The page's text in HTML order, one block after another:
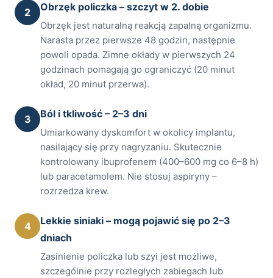
2 Obrzęk policzka – szczyt w 2. dobie
Obrzęk jest naturalną reakcją zapalną organizmu.
Narasta przez pierwsze 48 godzin, następnie
powoli opada. Zimne okłady w pierwszych 24
godzinach pomagają go ograniczyć (20 minut
okład, 20 minut przerwa).
3 Ból i tkliwość – 2–3 dni
Umiarkowany dyskomfort w okolicy implantu,
nasilający się przy nagryzaniu. Skutecznie
kontrolowany ibuprofenem (400–600 mg co 6–8 h)
lub paracetamolem. Nie stosuj aspiryny –
rozrzedza krew.
4
Lekkie siniaki – mogą pojawić się po 2–3
dniach
Zasinienie policzka lub szyi jest możliwe,
szczególnie przy rozległych zabiegach lub